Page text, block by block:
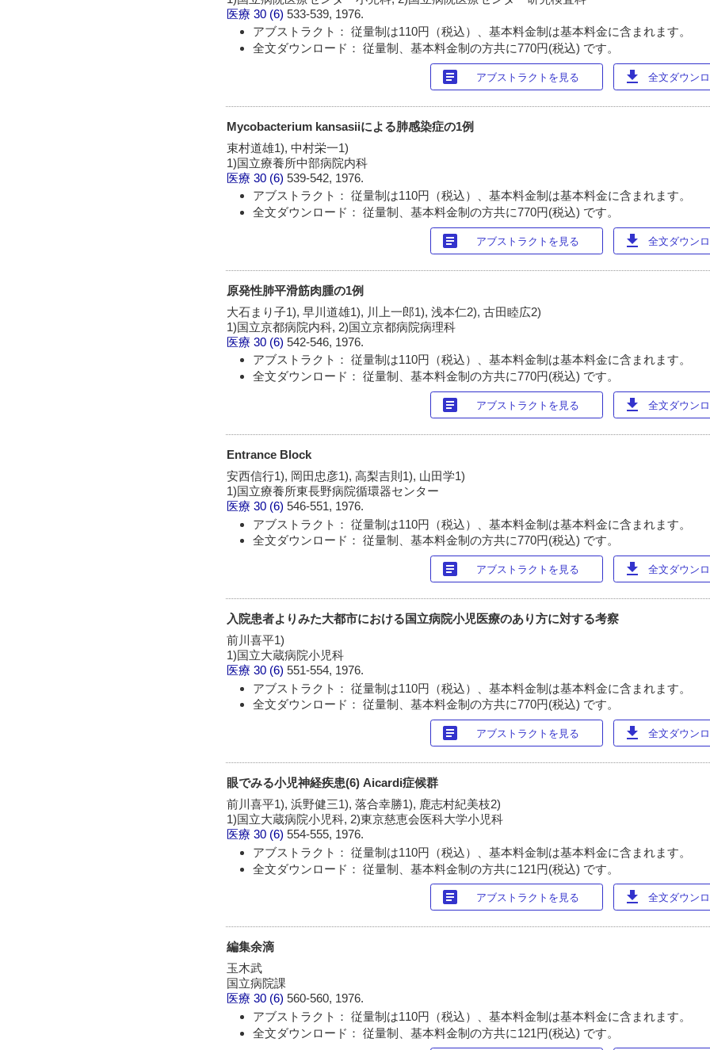
医療 30 (6)533-539, 1976.
アブストラクト： 従量制は110円（税込）、基本料金制は基本料金に含まれます。
全文ダウンロード： 従量制、基本料金制の方共に770円(税込) です。
article アブストラクトを見る download 全文ダウン
Mycobacterium kansasiiによる肺感染症の1例
束村道雄1), 中村栄一1)
1)国立療養所中部病院内科
医療 30 (6)539-542, 1976.
アブストラクト： 従量制は110円（税込）、基本料金制は基本料金に含まれます。
全文ダウンロード： 従量制、基本料金制の方共に770円(税込) です。
article アブストラクトを見る download 全文ダウン
原発性肺平滑筋肉腫の1例
大石まり子1), 早川道雄1), 川上一郎1), 浅本仁2), 古田睦広2)
1)国立京都病院内科, 2)国立京都病院病理科
医療 30 (6)542-546, 1976.
アブストラクト： 従量制は110円（税込）、基本料金制は基本料金に含まれます。
全文ダウンロード： 従量制、基本料金制の方共に770円(税込) です。
article アブストラクトを見る download 全文ダウン
Entrance Block
安西信行1), 岡田忠彦1), 高梨吉則1), 山田学1)
1)国立療養所東長野病院循環器センター
医療 30 (6)546-551, 1976.
アブストラクト： 従量制は110円（税込）、基本料金制は基本料金に含まれます。
全文ダウンロード： 従量制、基本料金制の方共に770円(税込) です。
article アブストラクトを見る download 全文ダウン
入院患者よりみた大都市における国立病院小児医療のあり方に対する考察
前川喜平1)
1)国立大蔵病院小児科
医療 30 (6)551-554, 1976.
アブストラクト： 従量制は110円（税込）、基本料金制は基本料金に含まれます。
全文ダウンロード： 従量制、基本料金制の方共に770円(税込) です。
article アブストラクトを見る download 全文ダウン
眼でみる小児神経疾患(6) Aicardi症候群
前川喜平1), 浜野健三1), 落合幸勝1), 鹿志村紀美枝2)
1)国立大蔵病院小児科, 2)東京慈恵会医科大学小児科
医療 30 (6)554-555, 1976.
アブストラクト： 従量制は110円（税込）、基本料金制は基本料金に含まれます。
全文ダウンロード： 従量制、基本料金制の方共に121円(税込) です。
article アブストラクトを見る download 全文ダウン
編集余滴
玉木武
国立病院課
医療 30 (6)560-560, 1976.
アブストラクト： 従量制は110円（税込）、基本料金制は基本料金に含まれます。
全文ダウンロード： 従量制、基本料金制の方共に121円(税込) です。